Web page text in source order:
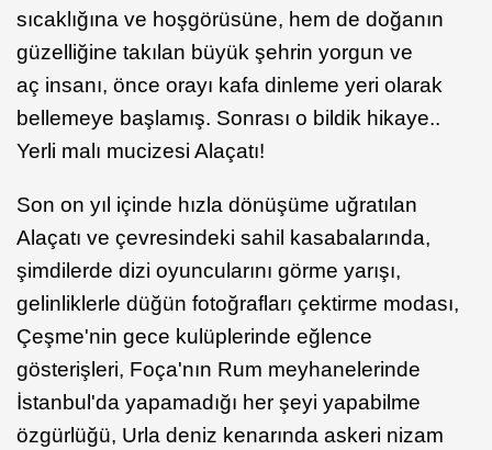
sıcaklığına ve hoşgörüsüne, hem de doğanın
güzelliğine takılan büyük şehrin yorgun ve
aç insanı, önce orayı kafa dinleme yeri olarak
bellemeye başlamış. Sonrası o bildik hikaye..
Yerli malı mucizesi Alaçatı!
Son on yıl içinde hızla dönüşüme uğratılan
Alaçatı ve çevresindeki sahil kasabalarında,
şimdilerde dizi oyuncularını görme yarışı,
gelinliklerle düğün fotoğrafları çektirme modası,
Çeşme'nin gece kulüplerinde eğlence
gösterişleri, Foça'nın Rum meyhanelerinde
İstanbul'da yapamadığı her şeyi yapabilme
özgürlüğü, Urla deniz kenarında askeri nizam